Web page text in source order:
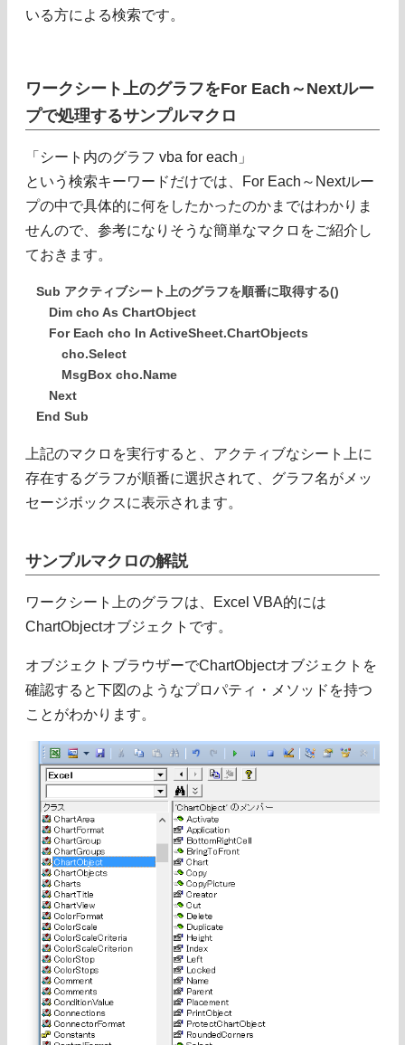
いる方による検索です。
ワークシート上のグラフをFor Each～Nextルー
プで処理するサンプルマクロ
「シート内のグラフ vba for each」
という検索キーワードだけでは、For Each～Nextルー
プの中で具体的に何をしたかったのかまではわかりま
せんので、参考になりそうな簡単なマクロをご紹介し
ておきます。
Sub アクティブシート上のグラフを順番に取得する()
Dim cho As ChartObject
For Each cho In ActiveSheet.ChartObjects
cho.Select
MsgBox cho.Name
Next
End Sub
上記のマクロを実行すると、アクティブなシート上に
存在するグラフが順番に選択されて、グラフ名がメッ
セージボックスに表示されます。
サンプルマクロの解説
ワークシート上のグラフは、Excel VBA的には
ChartObjectオブジェクトです。
オブジェクトブラウザーでChartObjectオブジェクトを
確認すると下図のようなプロパティ・メソッドを持つ
ことがわかります。